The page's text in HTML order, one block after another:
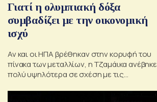
Γιατί η ολυμπιακή δόξα
συμβαδίζει με την οικονομική
ισχύ
Αν και οι ΗΠΑ βρέθηκαν στην κορυφή του
πίνακα των μεταλλίων, η Τζαμάικα ανέβηκε
πολύ υψηλότερα σε σχέση με τις